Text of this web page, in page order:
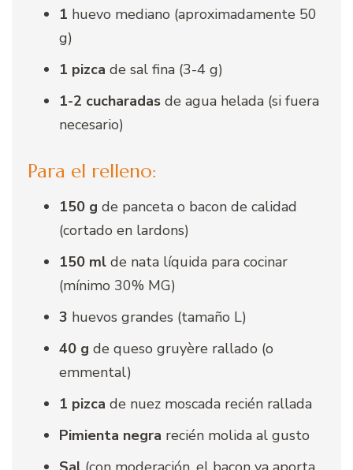
1 huevo mediano (aproximadamente 50
g)
1 pizca de sal fina (3-4 g)
1-2 cucharadas de agua helada (si fuera
necesario)
Para el relleno:
150 g de panceta o bacon de calidad
(cortado en lardons)
150 ml de nata líquida para cocinar
(mínimo 30% MG)
3 huevos grandes (tamaño L)
40 g de queso gruyère rallado (o
emmental)
1 pizca de nuez moscada recién rallada
Pimienta negra recién molida al gusto